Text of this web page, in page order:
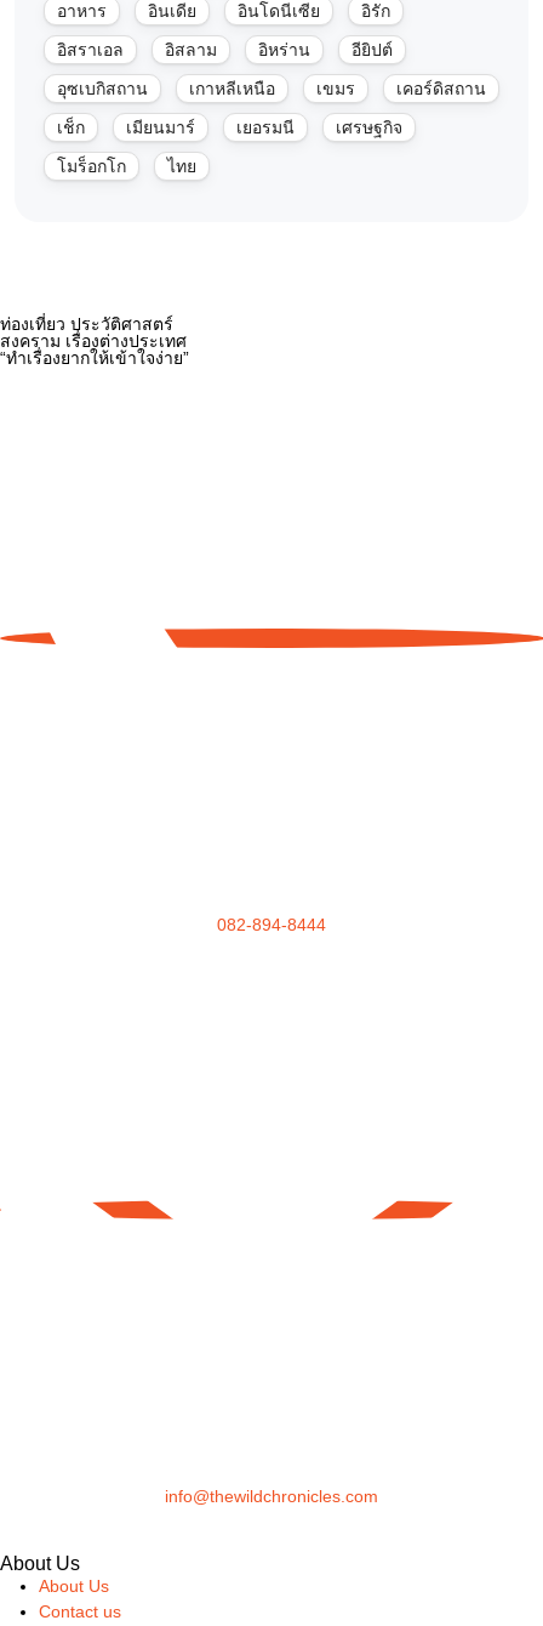
อาหาร
อินเดีย อินโดนีเซีย
อิรัก
อิสราเอล
อิสลาม อิหร่าน
อียิปต์
อุซเบกิสถาน
เกาหลีเหนือ เขมร
เคอร์ดิสถาน
เช็ก
เมียนมาร์ เยอรมนี
เศรษฐกิจ
โมร็อกโก
ไทย
ท่องเที่ยว ประวัติศาสตร์
สงคราม เรื่องต่างประเทศ
“ทำเรื่องยากให้เข้าใจง่าย”
082-894-8444
info@thewildchronicles.com
About Us
About Us
Contact us